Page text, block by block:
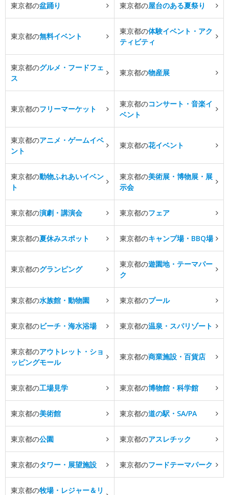
東京都の盆踊り 東京都の屋台のある夏祭り
東京都の無料イベント
東京都の体験イベント・アク
ティビティ
東京都のグルメ・フードフェ
ス
東京都の物産展
東京都のフリーマーケット
東京都のコンサート・音楽イ
ベント
東京都のアニメ・ゲームイベ
ント
東京都の花イベント
東京都の動物ふれあいイベン
ト
東京都の美術展・博物展・展
示会
東京都の演劇・講演会 東京都のフェア
東京都の夏休みスポット 東京都のキャンプ場・BBQ場
東京都のグランピング
東京都の遊園地・テーマパー
ク
東京都の水族館・動物園 東京都のプール
東京都のビーチ・海水浴場 東京都の温泉・スパリゾート
東京都のアウトレット・ショ
ッピングモール
東京都の商業施設・百貨店
東京都の工場見学 東京都の博物館・科学館
東京都の美術館 東京都の道の駅・SA/PA
東京都の公園 東京都のアスレチック
東京都のタワー・展望施設 東京都のフードテーマパーク
東京都の牧場・レジャー＆リ